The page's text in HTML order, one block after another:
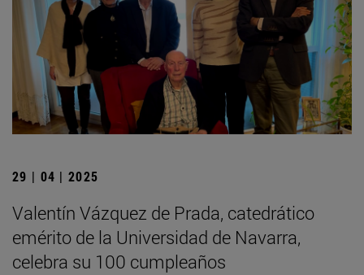
29 | 04 | 2025
Valentín Vázquez de Prada, catedrático
emérito de la Universidad de Navarra,
celebra su 100 cumpleaños